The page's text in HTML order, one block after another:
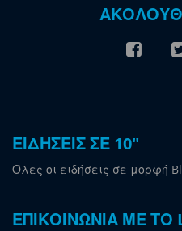
ΕΙΔΗΣΕΙΣ ΣΕ 10"
Όλες οι ειδήσεις σε μορφή
ΕΠΙΚΟΙΝΩΝΙΑ ΜΕ ΤΟ